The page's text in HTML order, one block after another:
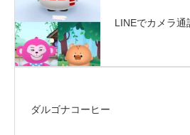
LINEでカメラ通
ダルゴナコーヒー